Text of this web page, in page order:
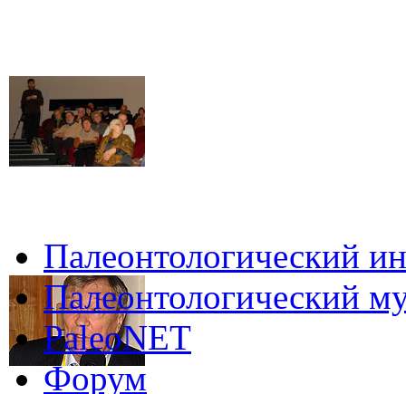
Палеонтологический
Палеонтологический
PaleoNET
Форум